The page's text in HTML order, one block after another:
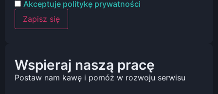
Akceptuje politykę prywatności
Wspieraj naszą pracę
Postaw nam kawę i pomóż w rozwoju serwisu